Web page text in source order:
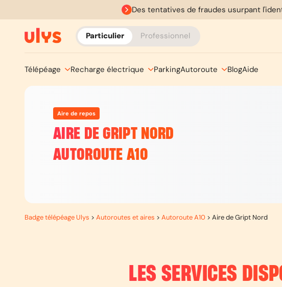
Des tentatives de fraudes usurpant
Particulier Professionnel
Télépéage Recharge électrique ParkingAutoroute BlogAide
Aire de repos
AIRE DE GRIPT NORD
AUTOROUTE A10
Badge télépéage Ulys > Autoroutes et aires > Autoroute A10 > Aire de Gript Nord
LES SERVICES